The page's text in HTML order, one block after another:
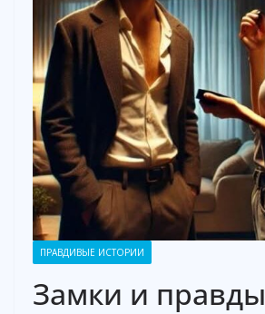
ПРАВДИВЫЕ ИСТОРИИ
Замки и правды